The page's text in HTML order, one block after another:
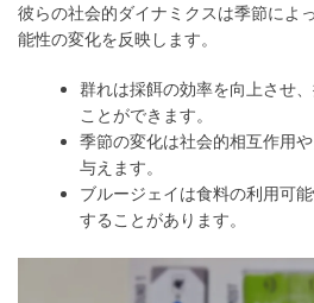
彼らの社会的ダイナミクスは季節によ
能性の変化を反映します。
群れは採餌の効率を向上させ
ことができます。
季節の変化は社会的相互作用
与えます。
ブルージェイは食料の利用可
することがあります。